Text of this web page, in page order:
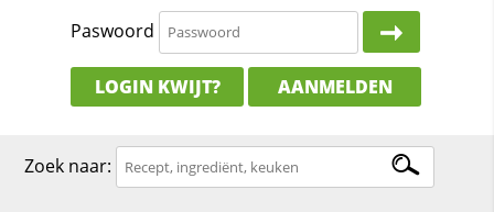
Paswoord
LOGIN KWIJT? AANMELDEN
Zoek naar: